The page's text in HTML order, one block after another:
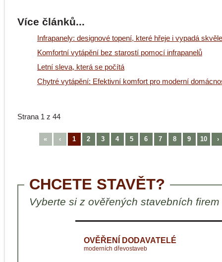
Více článků...
Infrapanely: designové topení, které hřeje i vypadá skvěle
Komfortní vytápění bez starostí pomocí infrapanelů
Letní sleva, která se počítá
Chytré vytápění: Efektivní komfort pro moderní
Strana 1 z 44
« ‹ 1 2 3 4 5 6 7 8 9 10 ›
CHCETE STAVĚT?
Vyberte si z ověřených stavebních firem
OVĚŘENÍ DODAVATELÉ
moderních dřevostaveb